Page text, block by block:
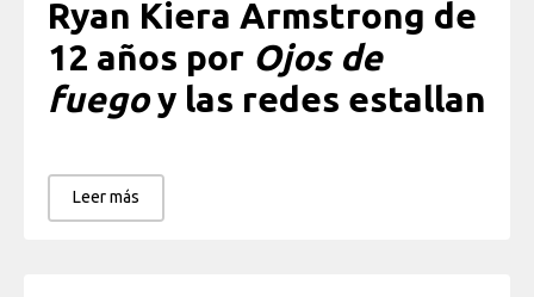
Ryan Kiera Armstrong de
12 años por Ojos de
fuegoy las redes estallan
Leer más